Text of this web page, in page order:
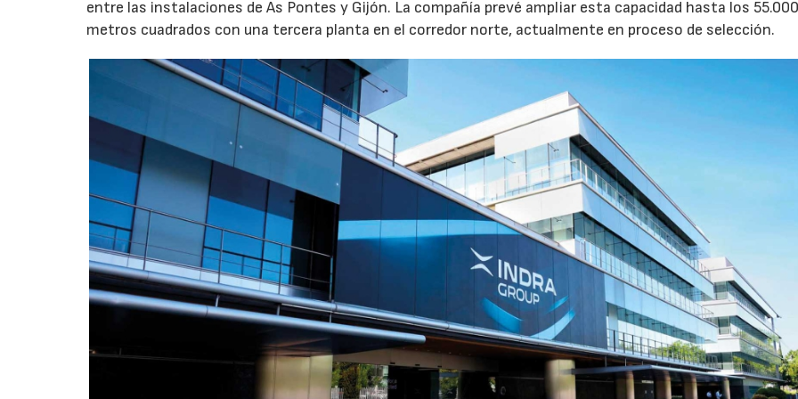
entre las instalaciones de As Pontes y Gijón. La compañía prevé ampliar esta capacidad hasta los
metros cuadrados con una tercera planta en el corredor norte, actualmente en proceso de selección.